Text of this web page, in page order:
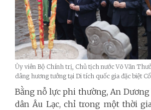
Ủy viên Bộ Chính trị, Chủ tịch nước Võ Văn
dâng hương tưởng tại Di tích quốc gia đặc biệt
Bằng nỗ lực phi thường, An Dương
dân Âu Lạc, chỉ trong một thời